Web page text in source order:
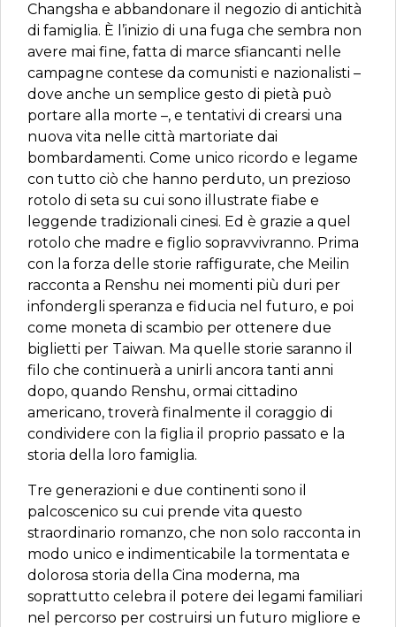
Changsha e abbandonare il negozio di antichità
di famiglia. È l’inizio di una fuga che sembra non
avere mai fine, fatta di marce sfiancanti nelle
campagne contese da comunisti e nazionalisti –
dove anche un semplice gesto di pietà può
portare alla morte –, e tentativi di crearsi una
nuova vita nelle città martoriate dai
bombardamenti. Come unico ricordo e legame
con tutto ciò che hanno perduto, un prezioso
rotolo di seta su cui sono illustrate fiabe e
leggende tradizionali cinesi. Ed è grazie a quel
rotolo che madre e figlio sopravvivranno. Prima
con la forza delle storie raffigurate, che Meilin
racconta a Renshu nei momenti più duri per
infondergli speranza e fiducia nel futuro, e poi
come moneta di scambio per ottenere due
biglietti per Taiwan. Ma quelle storie saranno il
filo che continuerà a unirli ancora tanti anni
dopo, quando Renshu, ormai cittadino
americano, troverà finalmente il coraggio di
condividere con la figlia il proprio passato e la
storia della loro famiglia.
Tre generazioni e due continenti sono il
palcoscenico su cui prende vita questo
straordinario romanzo, che non solo racconta in
modo unico e indimenticabile la tormentata e
dolorosa storia della Cina moderna, ma
soprattutto celebra il potere dei legami familiari
nel percorso per costruirsi un futuro migliore e